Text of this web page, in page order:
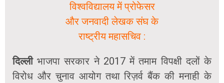
विश्वविद्यालय में प्रोफेसर
और जनवादी लेखक संघ के
राष्ट्रीय महासचिव :
दिल्लीभाजपा सरकार ने 2017 में तमाम विपक्षी दलों के
विरोध और चुनाव आयोग तथा रिज़र्व बैंक की मनाही के